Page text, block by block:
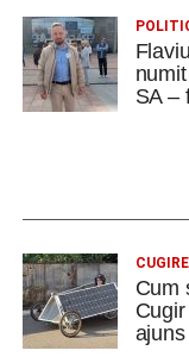
SA –
Cum